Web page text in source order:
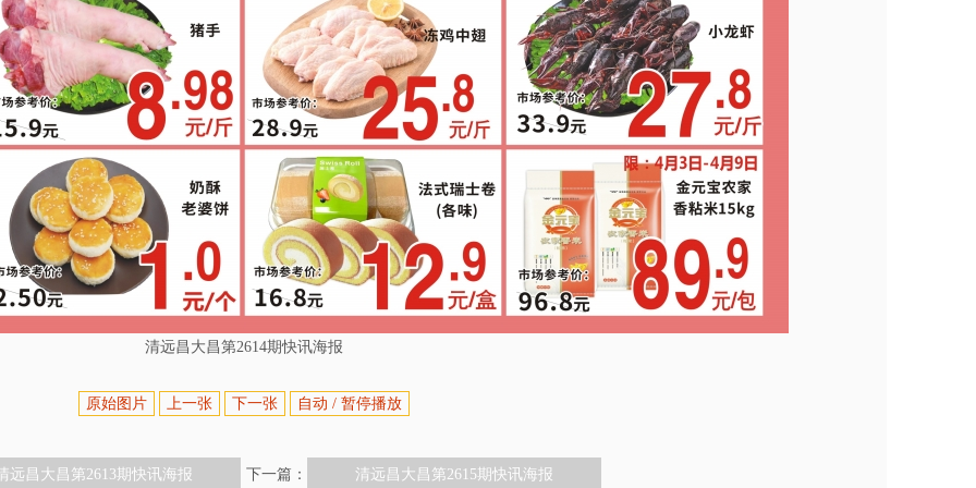
清远昌大昌第2614期快讯海报
原始图片 上一张 下一张 自动 / 暂停播放
远昌大昌第2613期快讯海报 下一篇： 清远昌大昌第2615期快讯海报